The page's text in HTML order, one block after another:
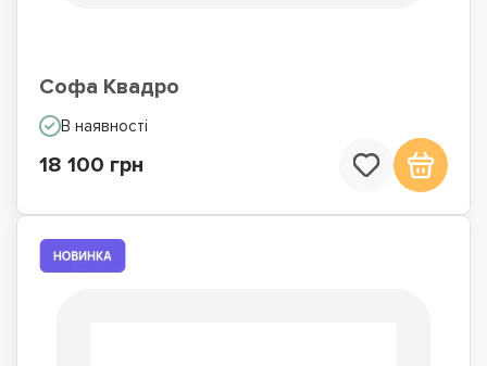
Софа Квадро
В наявності
18 100 грн